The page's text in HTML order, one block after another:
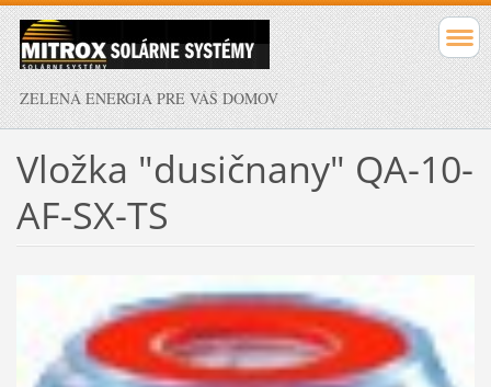
ZELENÁ ENERGIA PRE VÁŠ DOMOV
Vložka "dusičnany" QA-10-
AF-SX-TS